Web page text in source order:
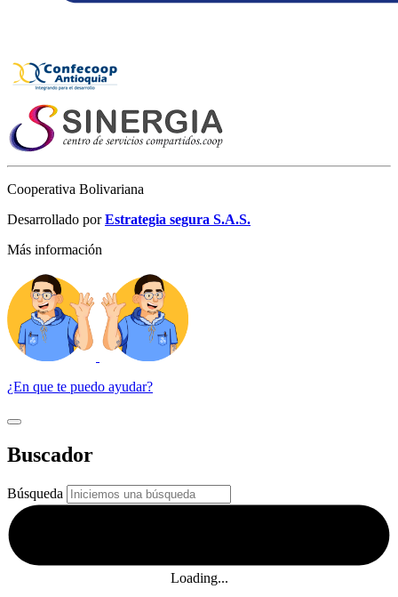
Cooperativa Bolivariana
Desarrollado porEstrategia segura S.A.S.
Más información
¿En que te puedo ayudar?
Buscador
Búsqueda
Loading...